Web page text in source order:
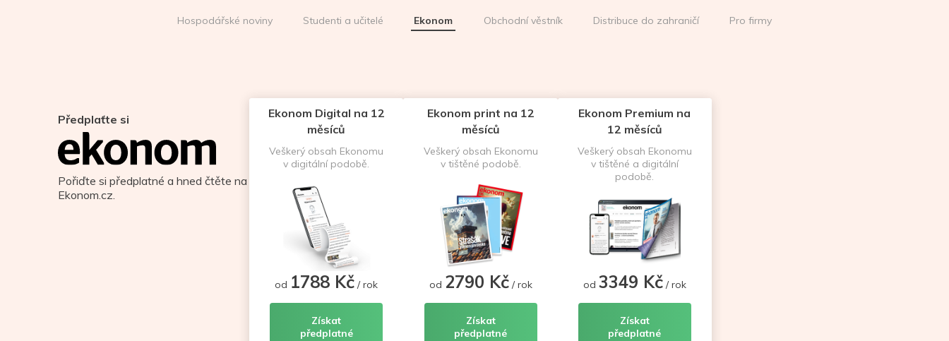
Hospodářské noviny Studenti a učitelé Ekonom Obchodní věstník Distribuce do zahraničí Pro firmy
Předplaťte si
Pořiďte si předplatné a hned čtěte na
Ekonom.cz.
Ekonom Digital na 12
měsíců
Veškerý obsah Ekonomu
v digitální podobě.
od 1788 Kč / rok
Získat
předplatné
Ekonom print na 12
měsíců
Veškerý obsah Ekonomu
v tištěné podobě.
od 2790 Kč/ rok
Získat
předplatné
Ekonom Premium na
12 měsíců
Veškerý obsah Ekonomu
v tištěné a digitální
podobě.
od 3349 Kč/ rok
Získat
předplatné